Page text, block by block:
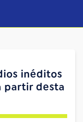
inéditos
partir desta